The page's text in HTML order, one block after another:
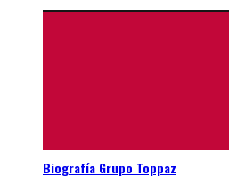
Biografía Grupo Toppaz